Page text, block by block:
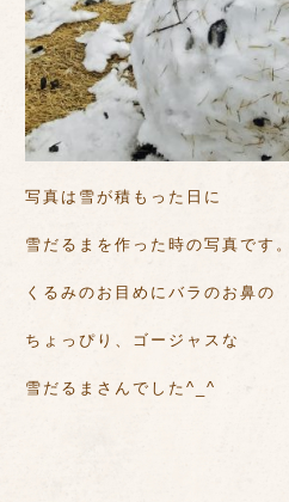
写真は雪が積もった日に
雪だるまを作った時の写真です。
くるみのお目めにバラのお鼻の
ちょっぴり、ゴージャスな
雪だるまさんでした^_^